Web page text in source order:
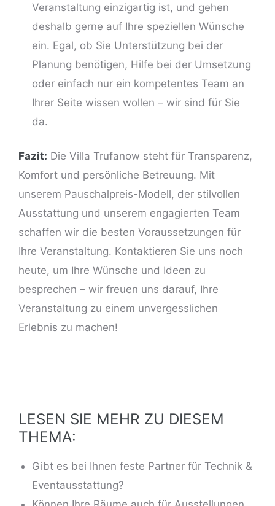
Veranstaltung einzigartig ist, und gehen
deshalb gerne auf Ihre speziellen Wünsche
ein. Egal, ob Sie Unterstützung bei der
Planung benötigen, Hilfe bei der Umsetzung
oder einfach nur ein kompetentes Team an
Ihrer Seite wissen wollen – wir sind für Sie
da.
Fazit: Die Villa Trufanow steht für Transparenz,
Komfort und persönliche Betreuung. Mit
unserem Pauschalpreis-Modell, der stilvollen
Ausstattung und unserem engagierten Team
schaffen wir die besten Voraussetzungen für
Ihre Veranstaltung. Kontaktieren Sie uns noch
heute, um Ihre Wünsche und Ideen zu
besprechen – wir freuen uns darauf, Ihre
Veranstaltung zu einem unvergesslichen
Erlebnis zu machen!
LESEN SIE MEHR ZU DIESEM
THEMA:
Gibt es bei Ihnen feste Partner für Technik &
Eventausstattung?